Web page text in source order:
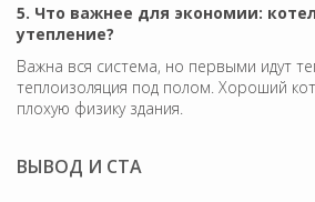
5. Что важнее для экономии:
утепление?
Важна вся система, но первыми идут
теплоизоляция под полом. Хороший
плохую физику здания.
ВЫВОД И CTA